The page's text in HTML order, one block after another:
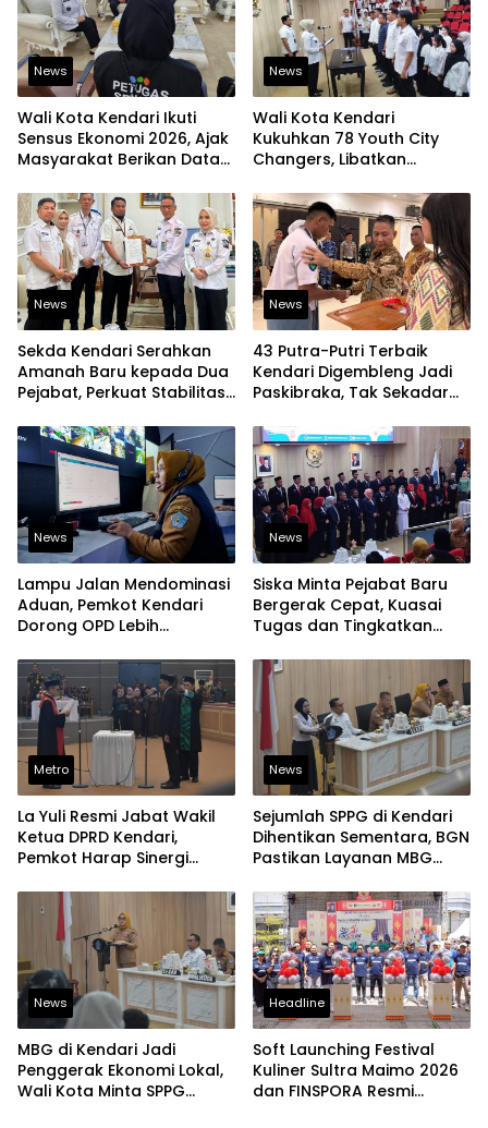
News
Wali Kota Kendari Ikuti
Sensus Ekonomi 2026, Ajak
Masyarakat Berikan Data
News
Wali Kota Kendari
Kukuhkan 78 Youth City
Changers, Libatkan
Perubahan Kota
News
Sekda Kendari Serahkan
Amanah Baru kepada Dua
Pejabat, Perkuat Stabilitas
News
43 Putra-Putri Terbaik
Kendari Digembleng Jadi
Paskibraka, Tak Sekadar
News
Lampu Jalan Mendominasi
Aduan, Pemkot Kendari
Dorong OPD Lebih
Laporan Warga
News
Siska Minta Pejabat Baru
Bergerak Cepat, Kuasai
Tugas dan Tingkatkan
Metro
La Yuli Resmi Jabat Wakil
Ketua DPRD Kendari,
Pemkot Harap Sinergi
Solid
News
Sejumlah SPPG di Kendari
Dihentikan Sementara, BGN
Pastikan Layanan MBG
News
MBG di Kendari Jadi
Penggerak Ekonomi Lokal,
Wali Kota Minta SPPG
Headline
Soft Launching Festival
Kuliner Sultra Maimo 2026
dan FINSPORA Resmi